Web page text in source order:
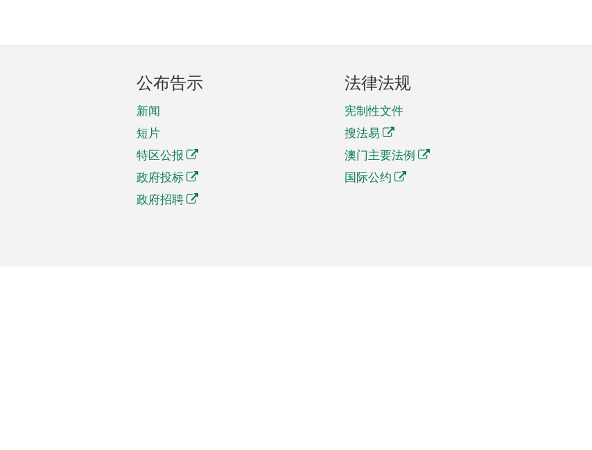
公布告示
新闻
短片
特区公报
政府投标
政府招聘
法律法规
宪制性文件
搜法易
澳门主要法例
国际公约